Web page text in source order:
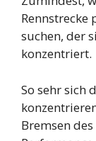
suchen, der
konzentriert.
So sehr sich
Bremsen